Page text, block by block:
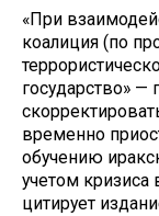
«При
коалиция (по
государство»
временно
обучению
учетом кризиса
цитирует